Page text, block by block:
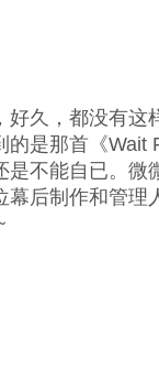
久，都没有这
是那首《Wait
不能自已。微
后制作和管理